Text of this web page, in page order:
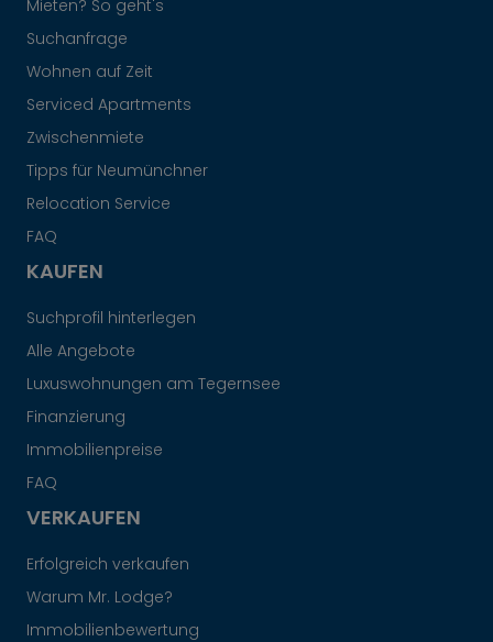
Mieten? So geht's
Suchanfrage
Wohnen auf Zeit
Serviced Apartments
Zwischenmiete
Tipps für Neumünchner
Relocation Service
FAQ
KAUFEN
Suchprofil hinterlegen
Alle Angebote
Luxuswohnungen am Tegernsee
Finanzierung
Immobilienpreise
FAQ
VERKAUFEN
Erfolgreich verkaufen
Warum Mr. Lodge?
Immobilienbewertung